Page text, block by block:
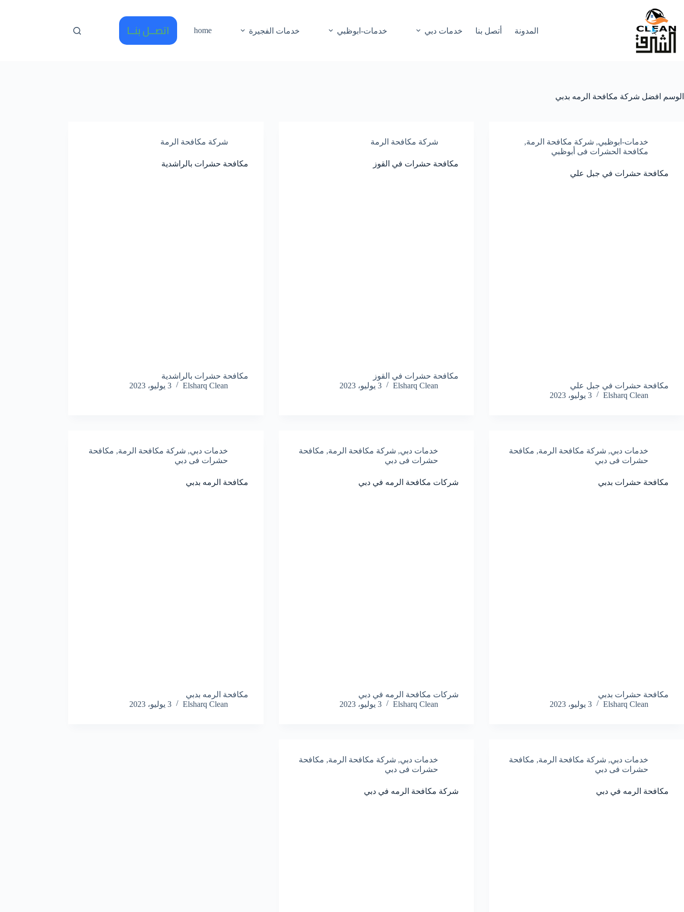
المحتوى
المدونة أتصل بنا خدمات دبي خدمات-ابوظبي خدمات الفجيرة home اتصــل بنــا
الوسم افضل شركة مكافحة الرمه بدبي
خدمات-ابوظبي, شركة مكافحة الرمة,
مكافحة الحشرات فى أبوظبي
مكافحة حشرات في جبل علي
مكافحة حشرات في جبل علي
Elsharq Clean
3 يوليو، 2023
شركة مكافحة الرمة
مكافحة حشرات في القوز
مكافحة حشرات في القوز
Elsharq Clean
3 يوليو، 2023
شركة مكافحة الرمة
مكافحة حشرات بالراشدية
مكافحة حشرات بالراشدية
Elsharq Clean
3 يوليو، 2023
خدمات دبي, شركة مكافحة الرمة, مكافحة
حشرات فى دبي
مكافحة حشرات بدبي
مكافحة حشرات بدبي
Elsharq Clean
3 يوليو، 2023
خدمات دبي, شركة مكافحة الرمة, مكافحة
حشرات فى دبي
شركات مكافحة الرمه في دبي
شركات مكافحة الرمه في دبي
Elsharq Clean
3 يوليو، 2023
خدمات دبي, شركة مكافحة الرمة, مكافحة
حشرات فى دبي
مكافحة الرمه بدبي
مكافحة الرمه بدبي
Elsharq Clean
3 يوليو، 2023
خدمات دبي, شركة مكافحة الرمة, مكافحة
حشرات فى دبي
مكافحة الرمه في دبي
خدمات دبي, شركة مكافحة الرمة, مكافحة
حشرات فى دبي
شركة مكافحة الرمه في دبي